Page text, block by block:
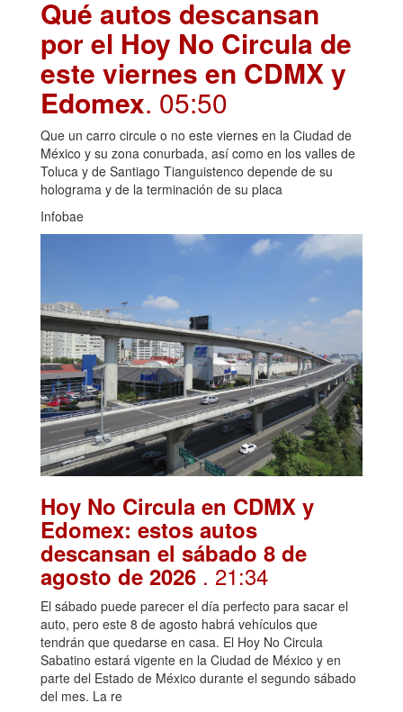
Qué autos descansan
por el Hoy No Circula de
este viernes en CDMX y
Edomex. 05:50
Que un carro circule o no este viernes en la Ciudad de
México y su zona conurbada, así como en los valles de
Toluca y de Santiago Tianguistenco depende de su
holograma y de la terminación de su placa
Infobae
Hoy No Circula en CDMX y
Edomex: estos autos
descansan el sábado 8 de
agosto de 2026 . 21:34
El sábado puede parecer el día perfecto para sacar el
auto, pero este 8 de agosto habrá vehículos que
tendrán que quedarse en casa. El Hoy No Circula
Sabatino estará vigente en la Ciudad de México y en
parte del Estado de México durante el segundo sábado
del mes. La re